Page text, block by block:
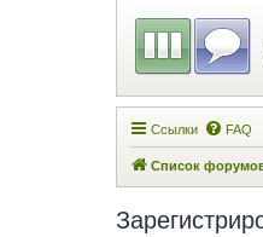
Ссылки FAQ
Список